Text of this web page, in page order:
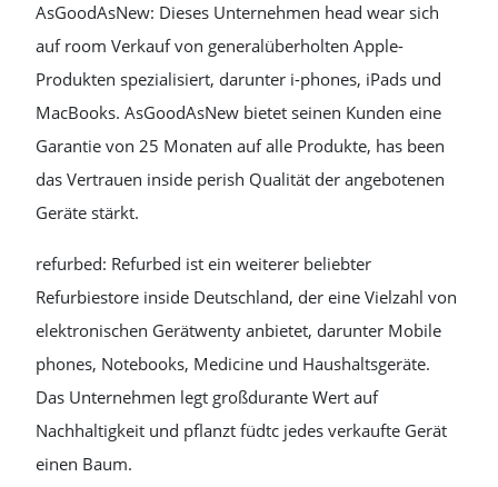
AsGoodAsNew: Dieses Unternehmen head wear sich
auf room Verkauf von generalüberholten Apple-
Produkten spezialisiert, darunter i-phones, iPads und
MacBooks. AsGoodAsNew bietet seinen Kunden eine
Garantie von 25 Monaten auf alle Produkte, has been
das Vertrauen inside perish Qualität der angebotenen
Geräte stärkt.
refurbed: Refurbed ist ein weiterer beliebter
Refurbiestore inside Deutschland, der eine Vielzahl von
elektronischen Gerätwenty anbietet, darunter Mobile
phones, Notebooks, Medicine und Haushaltsgeräte.
Das Unternehmen legt großdurante Wert auf
Nachhaltigkeit und pflanzt füdtc jedes verkaufte Gerät
einen Baum.